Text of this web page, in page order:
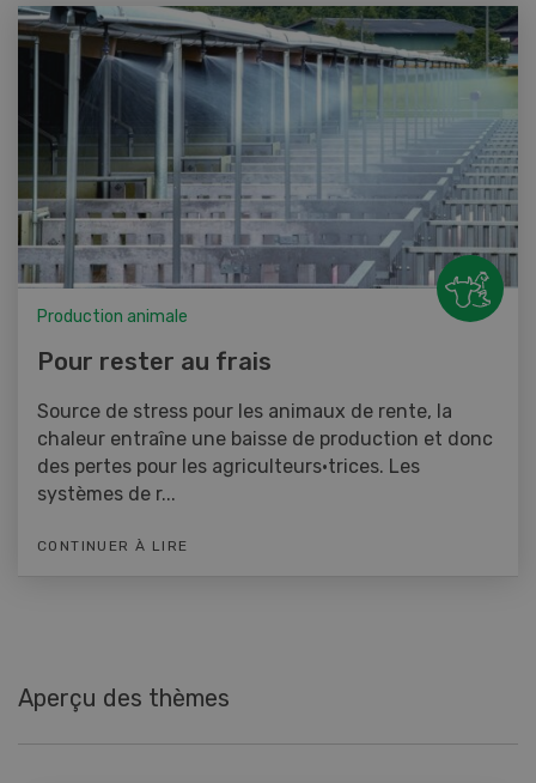
Production animale
Pour rester au frais
Source de stress pour les animaux de rente, la
chaleur entraîne une baisse de production et donc
des pertes pour les agriculteurs·trices. Les
systèmes de r...
CONTINUER À LIRE
Aperçu des thèmes